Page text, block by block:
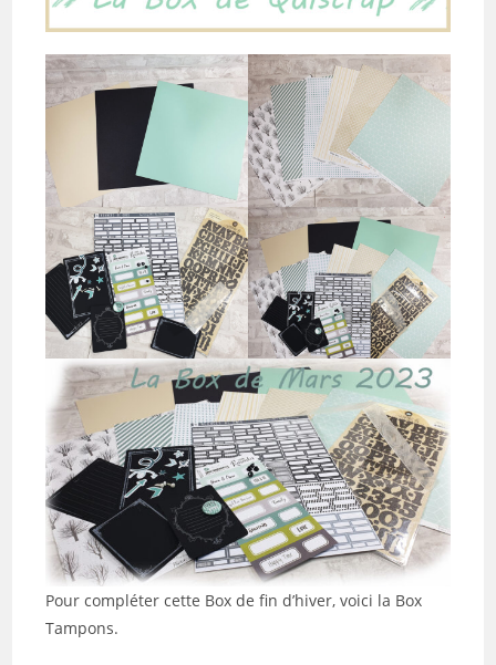
Pour compléter cette Box de fin d’hiver, voici la Box
Tampons.